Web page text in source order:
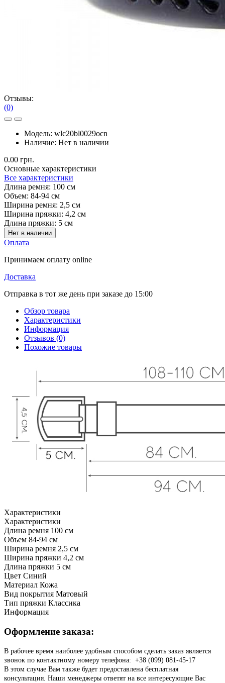
Отзывы:
(0)
Модель: wlc20bl0029ocn
Наличие: Нет в наличии
0.00 грн.
Основные характеристики
Все характеристики
Длина ремня: 100 см
Объем: 84-94 см
Ширина ремня: 2,5 см
Ширина пряжки: 4,2 см
Длина пряжки: 5 см
Нет в наличии
Оплата
Принимаем оплату online
Доставка
Отправка в тот же день при заказе до 15:00
Обзор товара
Характеристики
Информация
Отзывов (0)
Похожие товары
Характеристики
Характеристики
Длина ремня 100 см
Объем 84-94 см
Ширина ремня 2,5 см
Ширина пряжки 4,2 см
Длина пряжки 5 см
Цвет Синий
Материал Кожа
Вид покрытия Матовый
Тип пряжки Классика
Информация
Оформление заказа:
В рабочее время наиболее удобным способом сделать заказ является
звонок по контактному номеру телефона: +38 (099) 081-45-17
В этом случае Вам также будет предоставлена бесплатная
консультация. Наши менеджеры ответят на все интересующие Вас